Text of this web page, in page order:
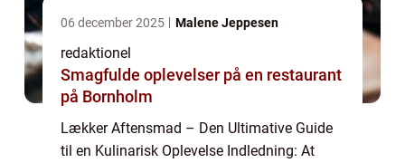
06 december 2025 Malene Jeppesen
redaktionel
Smagfulde oplevelser på en restaurant
på Bornholm
Lækker Aftensmad – Den Ultimative Guide
til en Kulinarisk Oplevelse Indledning: At